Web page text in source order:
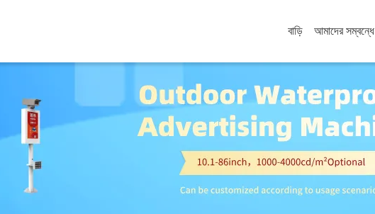
বাড়ি আমাদের সম্বন্ধে